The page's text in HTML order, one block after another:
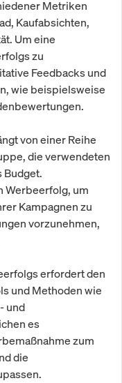
Metriken
Kaufabsichten,
Um eine
zu
Feedbacks und
wie beispielsweise
von einer Reihe
die verwendeten
Budget.
Werbeerfolg, um
Kampagnen zu
vorzunehmen,
erfordert den
und Methoden wie
und
es
zum
die